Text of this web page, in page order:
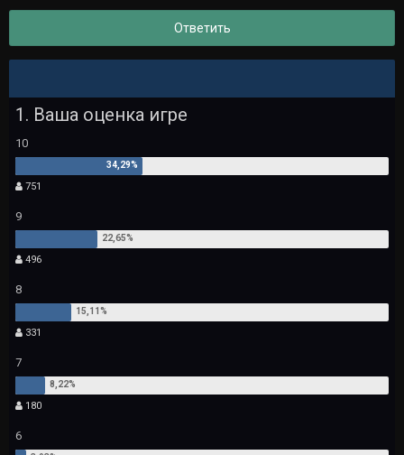
Ответить
1. Ваша оценка игре
10
751
9
496
8
331
7
180
6